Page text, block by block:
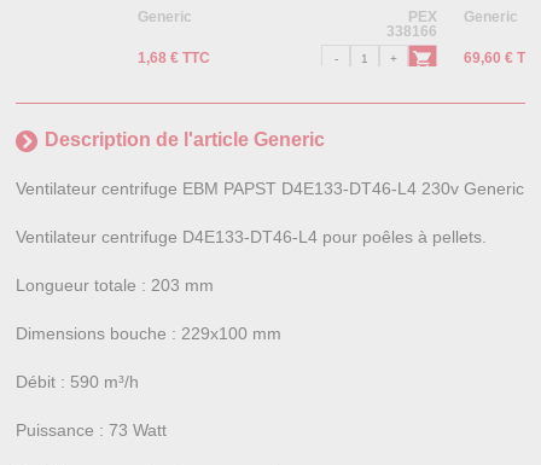
Generic
PEX
338166
1,68 € TTC
Generic
69,60 €
Description de l'article Generic
Ventilateur centrifuge EBM PAPST D4E133-DT46-L4 230v Generic
Ventilateur centrifuge D4E133-DT46-L4 pour poêles à pellets.
Longueur totale : 203 mm
Dimensions bouche : 229x100 mm
Débit : 590 m³/h
Puissance : 73 Watt